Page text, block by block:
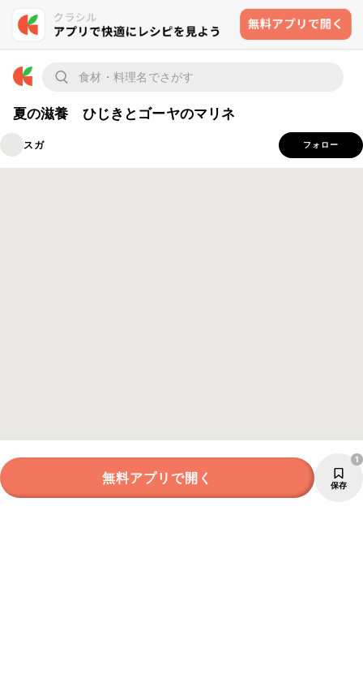
夏の滋養 ひじきとゴーヤのマリネ
スガ フォロー
無料アプリで開く 保存
1